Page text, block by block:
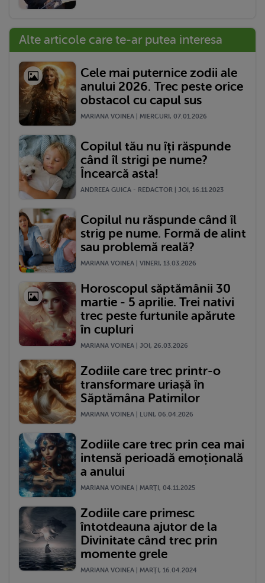
Alte articole care te-ar putea interesa
Cele mai puternice zodii ale
anului 2026. Trec peste orice
obstacol cu capul sus
MARIANA VOINEA | MIERCURI, 07.01.2026
Copilul tău nu îți răspunde
când îl strigi pe nume?
Încearcă asta!
ANDREEA GUICA - REDACTOR | JOI, 16.11.2023
Copilul nu răspunde când îl
strig pe nume. Formă de alint
sau problemă reală?
MARIANA VOINEA | VINERI, 13.03.2026
Horoscopul săptămânii 30
martie - 5 aprilie. Trei nativi
trec peste furtunile apărute
în cupluri
MARIANA VOINEA | JOI, 26.03.2026
Zodiile care trec printr-o
transformare uriașă în
Săptămâna Patimilor
MARIANA VOINEA | LUNI, 06.04.2026
Zodiile care trec prin cea mai
intensă perioadă emoțională
a anului
MARIANA VOINEA | MARŢI, 04.11.2025
Zodiile care primesc
întotdeauna ajutor de la
Divinitate când trec prin
momente grele
MARIANA VOINEA | MARŢI, 16.04.2024